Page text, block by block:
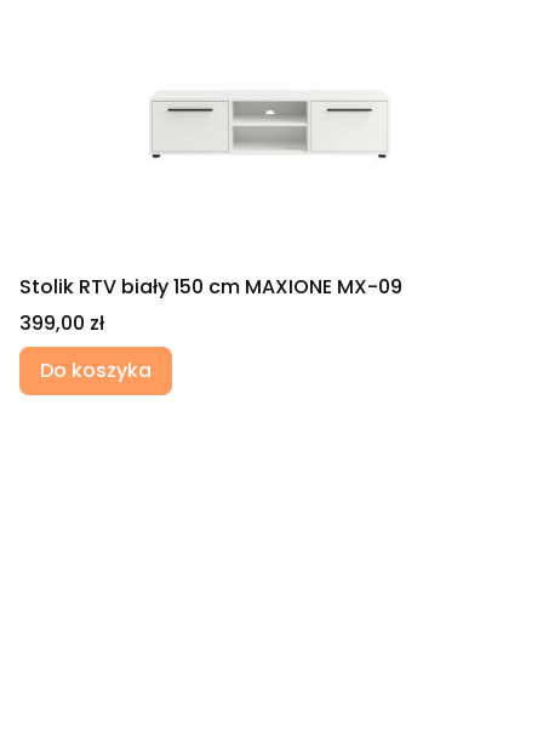
Stolik RTV biały 150 cm MAXIONE MX-09
Cena
399,00 zł
Do koszyka